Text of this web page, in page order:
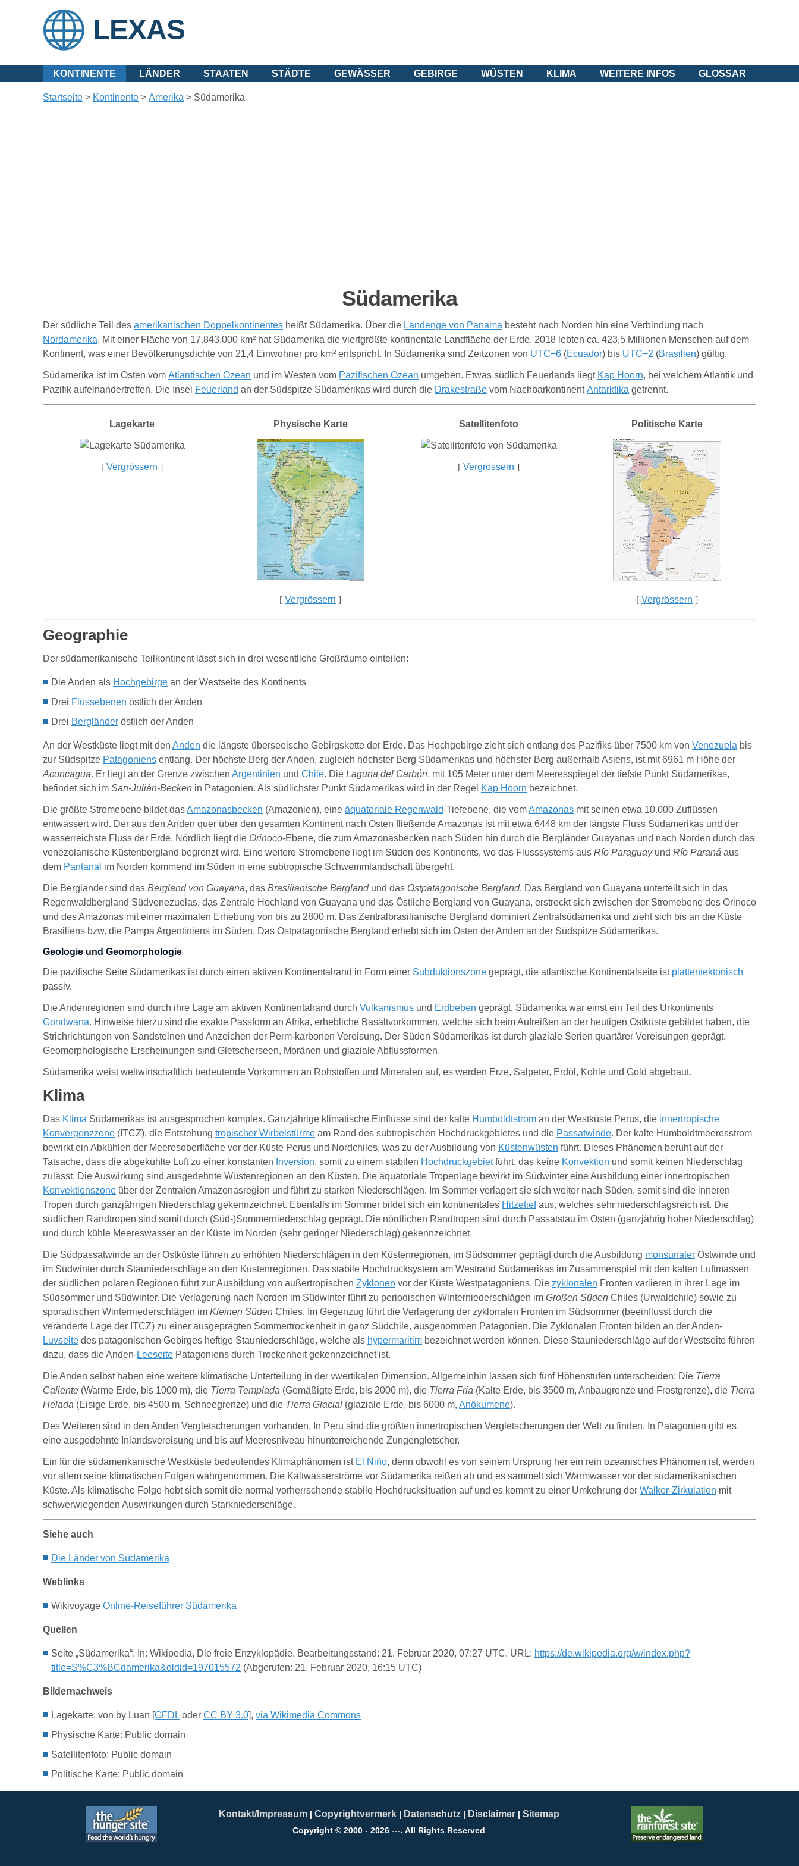
LEXAS
KONTINENTE LÄNDER STAATEN STÄDTE GEWÄSSER GEBIRGE WÜSTEN KLIMA WEITERE INFOS GLOSSAR
Startseite > Kontinente > Amerika > Südamerika
Südamerika
Der südliche Teil des amerikanischen Doppelkontinentes heißt Südamerika. Über die Landenge von Panama besteht nach Norden hin eine Verbindung nach
Nordamerika. Mit einer Fläche von 17.843.000 km² hat Südamerika die viertgrößte kontinentale Landfläche der Erde. 2018 lebten ca. 423,5 Millionen Menschen auf dem
Kontinent, was einer Bevölkerungsdichte von 21,4 Einwohner pro km² entspricht. In Südamerika sind Zeitzonen von UTC−6 (Ecuador) bis UTC−2 (Brasilien) gültig.
Südamerika ist im Osten vom Atlantischen Ozean und im Westen vom Pazifischen Ozean umgeben. Etwas südlich Feuerlands liegt Kap Hoorn, bei welchem Atlantik und
Pazifik aufeinandertreffen. Die Insel Feuerland an der Südspitze Südamerikas wird durch die Drakestraße vom NachbarkontinentAntarktika getrennt.
Lagekarte
[ Vergrössern ]
Physische Karte
[ Vergrössern ]
Satellitenfoto
[ Vergrössern ]
Politische Karte
[ Vergrössern ]
Geographie
Der südamerikanische Teilkontinent lässt sich in drei wesentliche Großräume einteilen:
Die Anden als Hochgebirge an der Westseite des Kontinents
Drei Flussebenen östlich der Anden
Drei Bergländer östlich der Anden
An der Westküste liegt mit den Anden die längste überseeische Gebirgskette der Erde. Das Hochgebirge zieht sich entlang des Pazifiks über 7500 km von Venezuela bis
zur Südspitze Patagoniens entlang. Der höchste Berg der Anden, zugleich höchster Berg Südamerikas und höchster Berg außerhalb Asiens, ist mit 6961 m Höhe der
Aconcagua. Er liegt an der Grenze zwischen Argentinien und Chile. Die Laguna del Carbón, mit 105 Meter unter dem Meeresspiegel der tiefste Punkt Südamerikas,
befindet sich im San-Julián-Becken in Patagonien. Als südlichster Punkt Südamerikas wird in der Regel Kap Hoorn bezeichnet.
Die größte Stromebene bildet dasAmazonasbecken (Amazonien), eine äquatoriale Regenwald-Tiefebene, die vomAmazonas mit seinen etwa 10.000 Zuflüssen
entwässert wird. Der aus den Anden quer über den gesamten Kontinent nach Osten fließende Amazonas ist mit etwa 6448 km der längste Fluss Südamerikas und der
wasserreichste Fluss der Erde. Nördlich liegt die Orinoco-Ebene, die zum Amazonasbecken nach Süden hin durch die Bergländer Guayanas und nach Norden durch das
venezolanische Küstenbergland begrenzt wird. Eine weitere Stromebene liegt im Süden des Kontinents, wo das Flusssystems aus Río Paraguayund Río Paraná aus
dem Pantanal im Norden kommend im Süden in eine subtropische Schwemmlandschaft übergeht.
Die Bergländer sind das Bergland von Guayana, das Brasilianische Berglandund das Ostpatagonische Bergland. Das Bergland von Guayana unterteilt sich in das
Regenwaldbergland Südvenezuelas, das Zentrale Hochland von Guayana und das Östliche Bergland von Guayana, erstreckt sich zwischen der Stromebene des Orinoco
und des Amazonas mit einer maximalen Erhebung von bis zu 2800 m. Das Zentralbrasilianische Bergland dominiert Zentralsüdamerika und zieht sich bis an die Küste
Brasiliens bzw. die Pampa Argentiniens im Süden. Das Ostpatagonische Bergland erhebt sich im Osten der Anden an der Südspitze Südamerikas.
Geologie und Geomorphologie
Die pazifische Seite Südamerikas ist durch einen aktiven Kontinentalrand in Form einer Subduktionszone geprägt, die atlantische Kontinentalseite ist plattentektonisch
passiv.
Die Andenregionen sind durch ihre Lage am aktiven Kontinentalrand durch Vulkanismus und Erdbeben geprägt. Südamerika war einst ein Teil des Urkontinents
Gondwana. Hinweise hierzu sind die exakte Passform an Afrika, erhebliche Basaltvorkommen, welche sich beim Aufreißen an der heutigen Ostküste gebildet haben, die
Strichrichtungen von Sandsteinen und Anzeichen der Perm-karbonen Vereisung. Der Süden Südamerikas ist durch glaziale Serien quartärer Vereisungen geprägt.
Geomorphologische Erscheinungen sind Gletscherseen, Moränen und glaziale Abflussformen.
Südamerika weist weltwirtschaftlich bedeutende Vorkommen an Rohstoffen und Mineralen auf, es werden Erze, Salpeter, Erdöl, Kohle und Gold abgebaut.
Klima
Das Klima Südamerikas ist ausgesprochen komplex. Ganzjährige klimatische Einflüsse sind der kalte Humboldtstrom an der Westküste Perus, die innertropische
Konvergenzzone (ITCZ), die Entstehung tropischer Wirbelstürme am Rand des subtropischen Hochdruckgebietes und die Passatwinde. Der kalte Humboldtmeeresstrom
bewirkt ein Abkühlen der Meeresoberfläche vor der Küste Perus und Nordchiles, was zu der Ausbildung von Küstenwüsten führt. Dieses Phänomen beruht auf der
Tatsache, dass die abgekühlte Luft zu einer konstanten Inversion, somit zu einem stabilen Hochdruckgebietführt, das keine Konvektion und somit keinen Niederschlag
zulässt. Die Auswirkung sind ausgedehnte Wüstenregionen an den Küsten. Die äquatoriale Tropenlage bewirkt im Südwinter eine Ausbildung einer innertropischen
Konvektionszone über der Zentralen Amazonasregion und führt zu starken Niederschlägen. Im Sommer verlagert sie sich weiter nach Süden, somit sind die inneren
Tropen durch ganzjährigen Niederschlag gekennzeichnet. Ebenfalls im Sommer bildet sich ein kontinentales Hitzetiefaus, welches sehr niederschlagsreich ist. Die
südlichen Randtropen sind somit durch (Süd-)Sommerniederschlag geprägt. Die nördlichen Randtropen sind durch Passatstau im Osten (ganzjährig hoher Niederschlag)
und durch kühle Meereswasser an der Küste im Norden (sehr geringer Niederschlag) gekennzeichnet.
Die Südpassatwinde an der Ostküste führen zu erhöhten Niederschlägen in den Küstenregionen, im Südsommer geprägt durch die Ausbildung monsunaler Ostwinde und
im Südwinter durch Stauniederschläge an den Küstenregionen. Das stabile Hochdrucksystem am Westrand Südamerikas im Zusammenspiel mit den kalten Luftmassen
der südlichen polaren Regionen führt zur Ausbildung von außertropischen Zyklonen vor der Küste Westpatagoniens. Die zyklonalen Fronten variieren in ihrer Lage im
Südsommer und Südwinter. Die Verlagerung nach Norden im Südwinter führt zu periodischen Winterniederschlägen im Großen Süden Chiles (Urwaldchile) sowie zu
sporadischen Winterniederschlägen im Kleinen Süden Chiles. Im Gegenzug führt die Verlagerung der zyklonalen Fronten im Südsommer (beeinflusst durch die
veränderte Lage der ITCZ) zu einer ausgeprägten Sommertrockenheit in ganz Südchile, ausgenommen Patagonien. Die Zyklonalen Fronten bilden an der Anden-
Luvseite des patagonischen Gebirges heftige Stauniederschläge, welche als hypermaritim bezeichnet werden können. Diese Stauniederschläge auf der Westseite führen
dazu, dass die Anden-Leeseite Patagoniens durch Trockenheit gekennzeichnet ist.
Die Anden selbst haben eine weitere klimatische Unterteilung in der vwertikalen Dimension. Allgemeinhin lassen sich fünf Höhenstufen unterscheiden: Die Tierra
Caliente (Warme Erde, bis 1000 m), die Tierra Templada (Gemäßigte Erde, bis 2000 m), die Tierra Fria (Kalte Erde, bis 3500 m, Anbaugrenze und Frostgrenze), die Tierra
Helada (Eisige Erde, bis 4500 m, Schneegrenze) und die Tierra Glacial (glaziale Erde, bis 6000 m, Anökumene).
Des Weiteren sind in den Anden Vergletscherungen vorhanden. In Peru sind die größten innertropischen Vergletscherungen der Welt zu finden. In Patagonien gibt es
eine ausgedehnte Inlandsvereisung und bis auf Meeresniveau hinunterreichende Zungengletscher.
Ein für die südamerikanische Westküste bedeutendes Klimaphänomen ist El Niño, denn obwohl es von seinem Ursprung her ein rein ozeanisches Phänomen ist, werden
vor allem seine klimatischen Folgen wahrgenommen. Die Kaltwasserströme vor Südamerika reißen ab und es sammelt sich Warmwasser vor der südamerikanischen
Küste. Als klimatische Folge hebt sich somit die normal vorherrschende stabile Hochdrucksituation auf und es kommt zu einer Umkehrung der Walker-Zirkulation mit
schwerwiegenden Auswirkungen durch Starkniederschläge.
Siehe auch
Die Länder von Südamerika
Weblinks
Wikivoyage Online-Reiseführer Südamerika
Quellen
Seite „Südamerika“. In: Wikipedia, Die freie Enzyklopädie. Bearbeitungsstand: 21. Februar 2020, 07:27 UTC. URL: https://de.wikipedia.org/w/index.php?
title=S%C3%BCdamerika&oldid=197015572 (Abgerufen: 21. Februar 2020, 16:15 UTC)
Bildernachweis
Lagekarte: von by Luan [GFDL oder CC BY 3.0], via Wikimedia Commons
Physische Karte: Public domain
Satellitenfoto: Public domain
Politische Karte: Public domain
Kontakt/Impressum| Copyrightvermerk| Datenschutz| Disclaimer| Sitemap
Copyright © 2000 - 2026 ---. All Rights Reserved